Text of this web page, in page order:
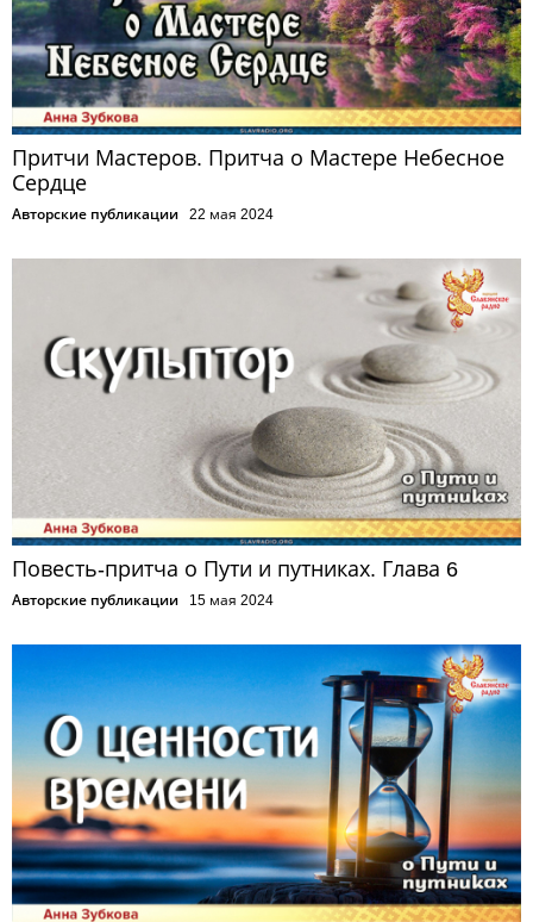
Притчи Мастеров. Притча о Мастере Небесное
Сердце
Авторские публикации 22 мая 2024
Повесть-притча о Пути и путниках. Глава 6
Авторские публикации 15 мая 2024